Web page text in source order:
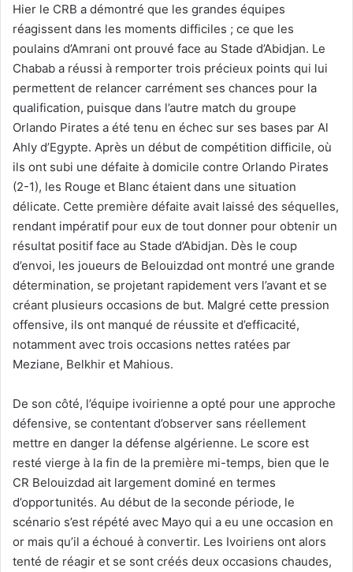
Hier le CRB a démontré que les grandes équipes
réagissent dans les moments difficiles ; ce que les
poulains d’Amrani ont prouvé face au Stade d’Abidjan. Le
Chabab a réussi à remporter trois précieux points qui lui
permettent de relancer carrément ses chances pour la
qualification, puisque dans l’autre match du groupe
Orlando Pirates a été tenu en échec sur ses bases par Al
Ahly d’Egypte. Après un début de compétition difficile, où
ils ont subi une défaite à domicile contre Orlando Pirates
(2-1), les Rouge et Blanc étaient dans une situation
délicate. Cette première défaite avait laissé des séquelles,
rendant impératif pour eux de tout donner pour obtenir un
résultat positif face au Stade d’Abidjan. Dès le coup
d’envoi, les joueurs de Belouizdad ont montré une grande
détermination, se projetant rapidement vers l’avant et se
créant plusieurs occasions de but. Malgré cette pression
offensive, ils ont manqué de réussite et d’efficacité,
notamment avec trois occasions nettes ratées par
Meziane, Belkhir et Mahious.
De son côté, l’équipe ivoirienne a opté pour une approche
défensive, se contentant d’observer sans réellement
mettre en danger la défense algérienne. Le score est
resté vierge à la fin de la première mi-temps, bien que le
CR Belouizdad ait largement dominé en termes
d’opportunités. Au début de la seconde période, le
scénario s’est répété avec Mayo qui a eu une occasion en
or mais qu’il a échoué à convertir. Les Ivoiriens ont alors
tenté de réagir et se sont créés deux occasions chaudes,